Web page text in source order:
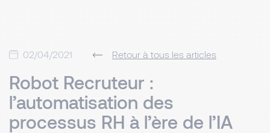
02/04/2021 Retour à tous les articles
Robot Recruteur :
l’automatisation des
processus RH à l’ère de l’IA